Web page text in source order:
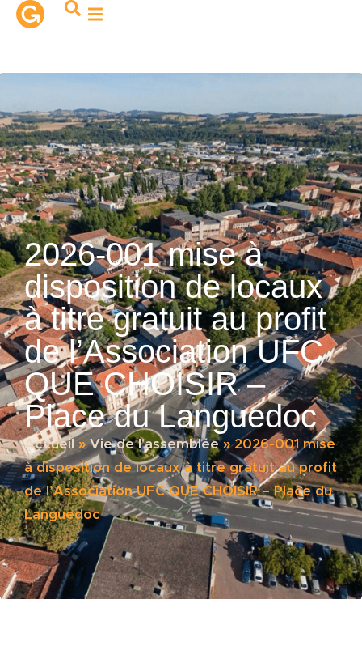
principal
2026-001 mise à
disposition de locaux
à titre gratuit au profit
de l’Association UFC
QUE CHOISIR –
Place du Languedoc
Accueil »Vie de l'assemblée»2026-001 mise
à disposition de locaux à titre gratuit au profit
de l’Association UFC QUE CHOISIR – Place du
Languedoc